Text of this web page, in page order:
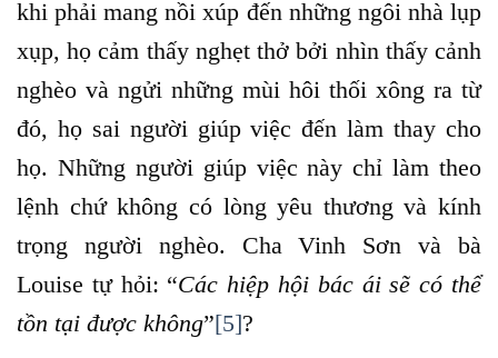
khi phải mang nồi xúp đến những ngôi nhà lụp
xụp, họ cảm thấy nghẹt thở bởi nhìn thấy cảnh
nghèo và ngửi những mùi hôi thối xông ra từ
đó, họ sai người giúp việc đến làm thay cho
họ. Những người giúp việc này chỉ làm theo
lệnh chứ không có lòng yêu thương và kính
trọng người nghèo. Cha Vinh Sơn và bà
Louise tự hỏi: “Các hiệp hội bác ái sẽ có thể
tồn tại được không”[5]?